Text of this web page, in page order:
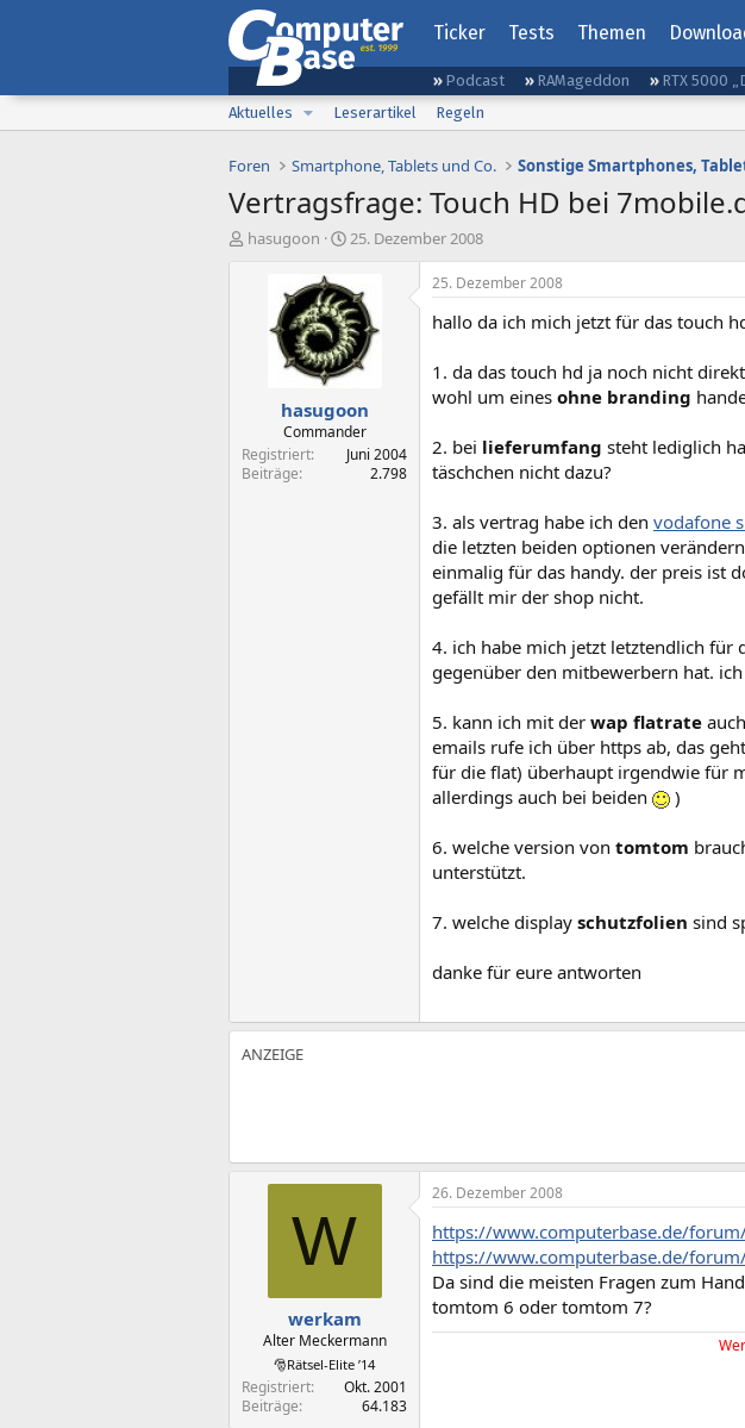
Ticker Tests Themen
Podcast RAMageddon RTX 5000
Aktuelles
Leserartikel Regeln
Foren Smartphone, Tablets und Co. Sonstige Smartphones,
Vertragsfrage: Touch HD bei
E
hasugoon
E
t
e
l
l
a
m
25. Dezember 2008
hasugoon
Commander
Registriert
Juni 2004
Beiträge
2.798
25. Dezember 2008
hallo da ich mich jetzt für das touch
1. da das touch hd ja noch nicht
wohl um eines ohne branding
2. bei lieferumfang steht lediglich
täschchen nicht dazu?
3. als vertrag habe ich den vodafone
die letzten beiden optionen
einmalig für das handy. der preis ist
gefällt mir der shop nicht.
4. ich habe mich jetzt letztendlich für
gegenüber den mitbewerbern hat.
5. kann ich mit der wap flatrate
emails rufe ich über https ab, das
für die flat) überhaupt irgendwie für
allerdings auch bei beiden
)
6. welche version von tomtom
unterstützt.
7. welche display schutzfolien sind
danke für eure antworten
W
werkam
Alter Meckermann
🎅Rätsel-Elite ’14
Registriert
Okt. 2001
Beiträge
64.183
26. Dezember 2008
https://www.computerbase.de/
https://www.computerbase.de/
Da sind die meisten Fragen zum
tomtom 6 oder tomtom 7?